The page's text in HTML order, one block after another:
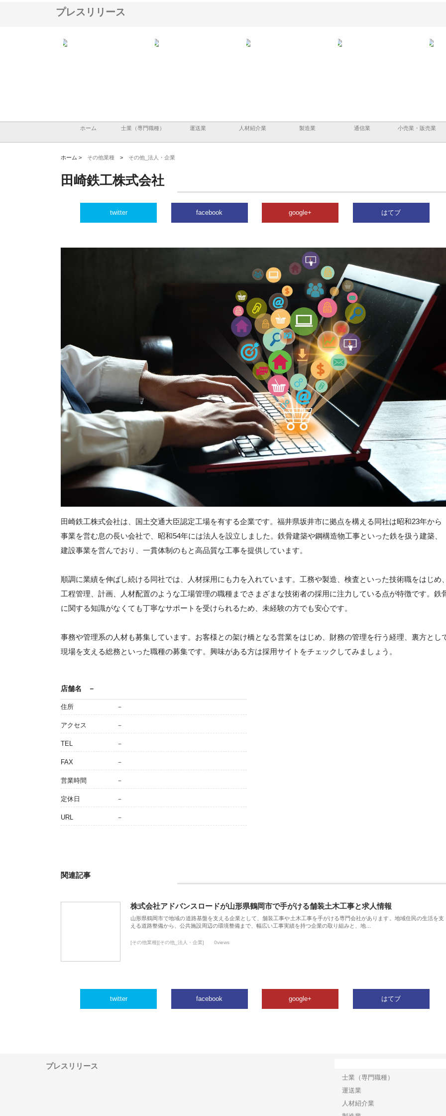
プレスリリース
ホーム 士業（専門職種） 運送業 人材紹介業 製造業 通信業 小売業・販売業
ホーム > その他業種 > その他_法人・企業
田崎鉄工株式会社
twitter facebook google+ はてブ
田崎鉄工株式会社は、国土交通大臣認定工場を有する企業です。福井県坂井市に拠点を構える同社は昭和23年から
事業を営む息の長い会社で、昭和54年には法人を設立しました。鉄骨建築や鋼構造物工事といった鉄を扱う建築、
建設事業を営んでおり、一貫体制のもと高品質な工事を提供しています。
順調に業績を伸ばし続ける同社では、人材採用にも力を入れています。工務や製造、検査といった技術職をはじめ、
工程管理、計画、人材配置のような工場管理の職種までさまざまな技術者の採用に注力している点が特徴です。鉄
に関する知識がなくても丁寧なサポートを受けられるため、未経験の方でも安心です。
事務や管理系の人材も募集しています。お客様との架け橋となる営業をはじめ、財務の管理を行う経理、裏方とし
現場を支える総務といった職種の募集です。興味がある方は採用サイトをチェックしてみましょう。
店舗名 －
住所 －
アクセス －
TEL －
FAX －
営業時間 －
定休日 －
URL －
関連記事
株式会社アドバンスロードが山形県鶴岡市で手がける舗装土木工事と求人情報
山形県鶴岡市で地域の道路基盤を支える企業として、舗装工事や土木工事を手がける専門会社があります。地域住民の生活を支
える道路整備から、公共施設周辺の環境整備まで、幅広い工事実績を持つ企業の取り組みと、地…
[その他業種][その他_法人・企業] 0views
twitter facebook google+ はてブ
プレスリリース
士業（専門職種）
運送業
人材紹介業